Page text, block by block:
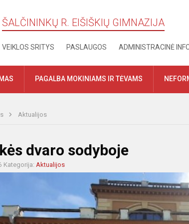
ŠALČININKŲ R. EIŠIŠKIŲ GIMNAZIJA
VEIKLOS SRITYS PASLAUGOS ADMINISTRACINĖ
PAGALBA MOKINIAMS IR TĖVAMS
Aktualijos
dvaro sodyboje
Kategorija: Aktualijos